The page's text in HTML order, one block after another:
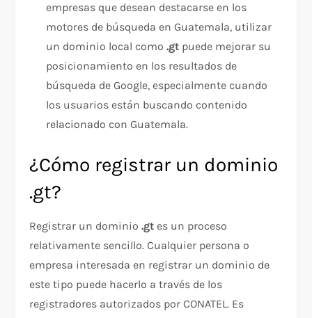
empresas que desean destacarse en los
motores de búsqueda en Guatemala, utilizar
un dominio local como.gt puede mejorar su
posicionamiento en los resultados de
búsqueda de Google, especialmente cuando
los usuarios están buscando contenido
relacionado con Guatemala.
¿Cómo registrar un dominio
.gt?
Registrar un dominio.gt es un proceso
relativamente sencillo. Cualquier persona o
empresa interesada en registrar un dominio de
este tipo puede hacerlo a través de los
registradores autorizados por CONATEL. Es